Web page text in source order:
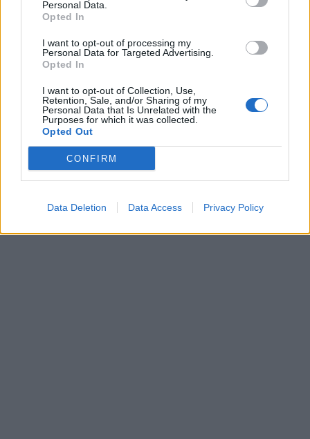
Personal Data.
Opted In
I want to opt-out of processing my
Personal Data for Targeted Advertising.
Opted In
I want to opt-out of Collection, Use,
Retention, Sale, and/or Sharing of my
Personal Data that Is Unrelated with the
Purposes for which it was collected.
Opted Out
CONFIRM
Data Deletion Data Access Privacy Policy
taške: lyderius skiria vos
Jūra
„Kuršių marių regatos“
lenktynių distancijoje –
situacijos
Jūra
Klaipėdos uoste virsta